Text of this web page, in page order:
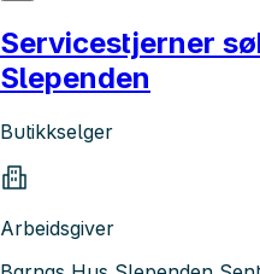
Servicestjerner
Slependen
Butikkselger
Arbeidsgiver